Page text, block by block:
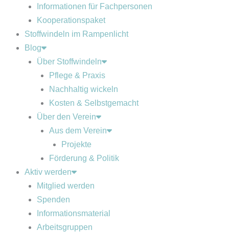
Informationen für Fachpersonen
Kooperationspaket
Stoffwindeln im Rampenlicht
Blog
Über Stoffwindeln
Pflege & Praxis
Nachhaltig wickeln
Kosten & Selbstgemacht
Über den Verein
Aus dem Verein
Projekte
Förderung & Politik
Aktiv werden
Mitglied werden
Spenden
Informationsmaterial
Arbeitsgruppen